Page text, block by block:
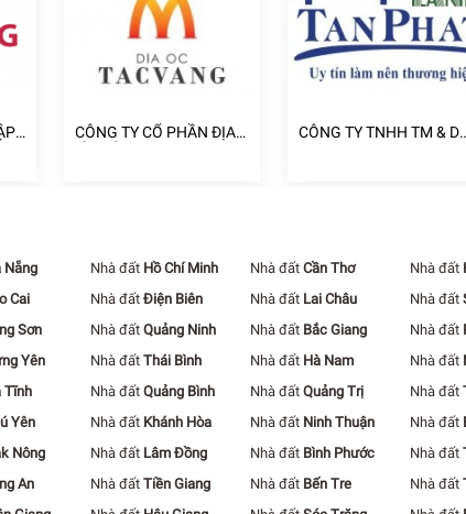
CÔNG TY CỔ PHẦN ĐỊA
CÔNG TY TNHH TM &
Nẵng Nhà đất Hồ Chí Minh Nhà đất Cần Thơ Nhà đất
Cai Nhà đất Điện Biên Nhà đất Lai Châu Nhà đất
Sơn Nhà đất Quảng Ninh Nhà đất Bắc Giang Nhà đất
Yên Nhà đất Thái Bình Nhà đất Hà Nam Nhà đất
Tĩnh Nhà đất Quảng Bình Nhà đất Quảng Trị Nhà đất
Yên Nhà đất Khánh Hòa Nhà đất Ninh Thuận Nhà đất
Nông Nhà đất Lâm Đồng Nhà đất Bình Phước Nhà đất
An Nhà đất Tiền Giang Nhà đất Bến Tre Nhà đất